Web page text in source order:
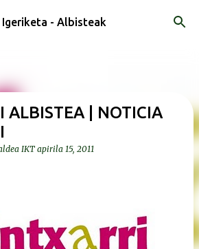
eta joan eduki nagusira
- Albisteak
ALBISTEA | NOTICIA
IKTapirila 15, 2011